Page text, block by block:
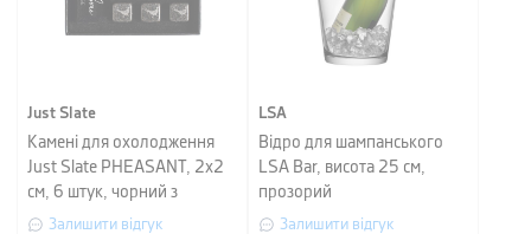
Just Slate
Камені для охолодження
Just Slate PHEASANT, 2х2
см, 6 штук, чорний з
малюнком
Залишити відгук
LSA
Відро для шампанського
LSA Bar, висота 25 см,
прозорий
Залишити відгук